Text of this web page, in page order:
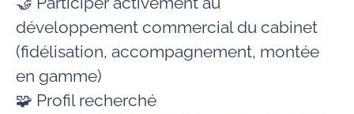
développement commercial du cabinet
(fidélisation, accompagnement, montée
en gamme)
🧩 Profil recherché